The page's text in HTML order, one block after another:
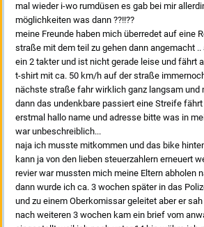
mal wieder i-wo rumdüsen es gab bei mir
möglichkeiten was dann ??!!??
meine Freunde haben mich überredet auf eine
straße mit dem teil zu gehen dann angemacht
ein 2 takter und ist nicht gerade leise und fährt
t-shirt mit ca. 50 km/h auf der straße
nächste straße fahr wirklich ganz langsam und
dann das undenkbare passiert eine Streife
erstmal hallo name und adresse bitte was in
war unbeschreiblich...
naja ich musste mitkommen und das bike
kann ja von den lieben steuerzahlern erneuert
revier war mussten mich meine Eltern abholen
dann wurde ich ca. 3 wochen später in das
und zu einem Oberkomissar geleitet aber er
nach weiteren 3 wochen kam ein brief vom